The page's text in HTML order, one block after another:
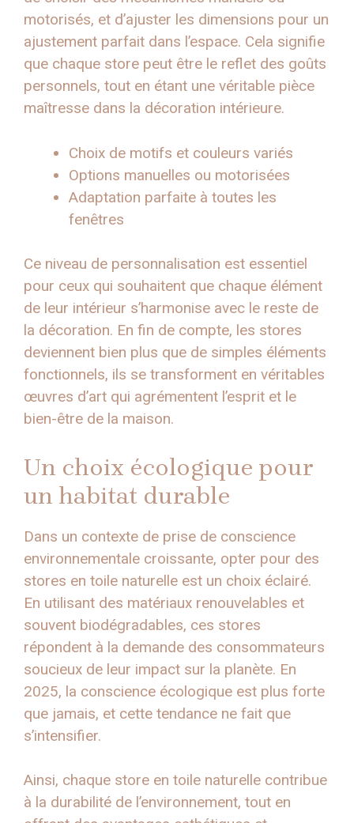
motorisés, et d’ajuster les dimensions pour un
ajustement parfait dans l’espace. Cela signifie
que chaque store peut être le reflet des goûts
personnels, tout en étant une véritable pièce
maîtresse dans la décoration intérieure.
Choix de motifs et couleurs variés
Options manuelles ou motorisées
Adaptation parfaite à toutes les
fenêtres
Ce niveau de personnalisation est essentiel
pour ceux qui souhaitent que chaque élément
de leur intérieur s’harmonise avec le reste de
la décoration. En fin de compte, les stores
deviennent bien plus que de simples éléments
fonctionnels, ils se transforment en véritables
œuvres d’art qui agrémentent l’esprit et le
bien-être de la maison.
Un choix écologique pour
un habitat durable
Dans un contexte de prise de conscience
environnementale croissante, opter pour des
stores en toile naturelle est un choix éclairé.
En utilisant des matériaux renouvelables et
souvent biodégradables, ces stores
répondent à la demande des consommateurs
soucieux de leur impact sur la planète. En
2025, la conscience écologique est plus forte
que jamais, et cette tendance ne fait que
s’intensifier.
Ainsi, chaque store en toile naturelle contribue
à la durabilité de l’environnement, tout en